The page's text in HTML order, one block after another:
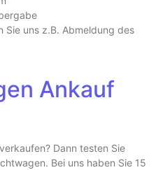
Sie uns z.B. Abmeldung des
Ankauf
Dann testen Sie
Bei uns haben Sie 15